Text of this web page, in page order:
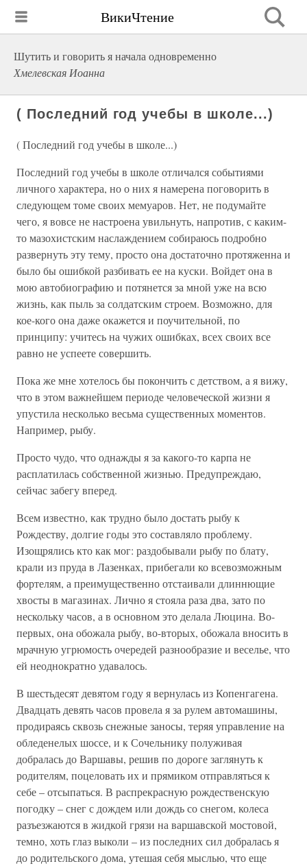
ВикиЧтение
Шутить и говорить я начала одновременно
Хмелевская Иоанна
( Последний год учебы в школе...)
( Последний год учебы в школе...)
Последний год учебы в школе отличался событиями
личного характера, но о них я намерена поговорить в
следующем томе своих мемуаров. Нет, не подумайте
чего, я вовсе не настроена увильнуть, напротив, с каким-
то мазохистским наслаждением собираюсь подробно
развернуть эту тему, просто она достаточно протяженна и
было бы ошибкой разбивать ее на куски. Войдет она в
мою автобиографию и потянется за мной уже на всю
жизнь, как пыль за солдатским строем. Возможно, для
кое-кого она даже окажется и поучительной, по
принципу: учитесь на чужих ошибках, всех своих все
равно не успеете совершить.
Пока же мне хотелось бы покончить с детством, а я вижу,
что в этом важнейшем периоде человеческой жизни я
упустила несколько весьма существенных моментов.
Например, рыбу.
Просто чудо, что однажды я за какого-то карпа не
расплатилась собственной жизнью. Предупреждаю,
сейчас забегу вперед.
Всем известно, как трудно было достать рыбу к
Рождеству, долгие годы это составляло проблему.
Изощрялись кто как мог: раздобывали рыбу по блату,
крали из пруда в Лазенках, прибегали ко всевозможным
фортелям, а преимущественно отстаивали длиннющие
хвосты в магазинах. Лично я стояла раза два, зато по
нескольку часов, а в основном это делала Люцина. Во-
первых, она обожала рыбу, во-вторых, обожала вносить в
мрачную угрюмость очередей разнообразие и веселье, что
ей неоднократно удавалось.
В шестьдесят девятом году я вернулась из Копенгагена.
Двадцать девять часов провела я за рулем автомашины,
продираясь сквозь снежные заносы, теряя управление на
обледенелых шоссе, и к Сочельнику полуживая
добралась до Варшавы, решив по дороге заглянуть к
родителям, поцеловать их и прямиком отправляться к
себе – отсыпаться. В распрекрасную рождественскую
погодку – снег с дождем или дождь со снегом, колеса
разъезжаются в жидкой грязи на варшавской мостовой,
темно, хоть глаз выколи – из последних сил добралась я
до родительского дома, утешая себя мыслью, что еще